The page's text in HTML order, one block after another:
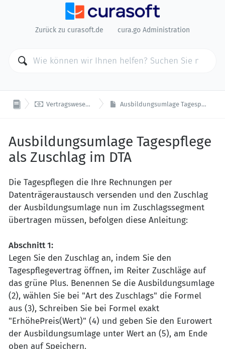
Zurück zu curasoft.de cura.go Administration
 Vertragswesen/ Vergütungen Ausbildungsumlage Tagespflege als Zuschlag im DTA
Ausbildungsumlage Tagespflege
als Zuschlag im DTA
Die Tagespflegen die Ihre Rechnungen per
Datenträgeraustausch versenden und den Zuschlag
der Ausbildungsumlage nun im Zuschlagssegment
übertragen müssen, befolgen diese Anleitung:
Abschnitt 1:
Legen Sie den Zuschlag an, indem Sie den
Tagespflegevertrag öffnen, im Reiter Zuschläge auf
das grüne Plus. Benennen Se die Ausbildungsumlage
(2), wählen Sie bei "Art des Zuschlags" die Formel
aus (3), Schreiben Sie bei Formel exakt
"ErhöhePreis(Wert)" (4) und geben Sie den Eurowert
der Ausbildungsumlage unter Wert an (5), am Ende
oben auf Speichern.